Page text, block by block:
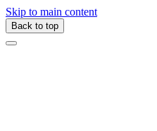
Skip to main content
Back to top